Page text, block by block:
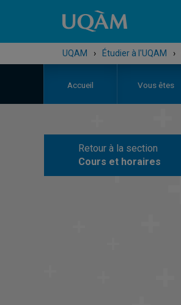
UQAM › Étudier à l'UQAM ›
Accueil Vous êtes
Retour à la section
Cours et horaires